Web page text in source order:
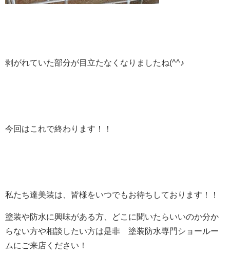
剥がれていた部分が目立たなくなりましたね(^^♪
今回はこれで終わります！！
私たち達美装は、皆様をいつでもお待ちしております！！
塗装や防水に興味がある方、どこに聞いたらいいのか分か
らない方や相談したい方は是非 塗装防水専門ショールー
ムにご来店ください！